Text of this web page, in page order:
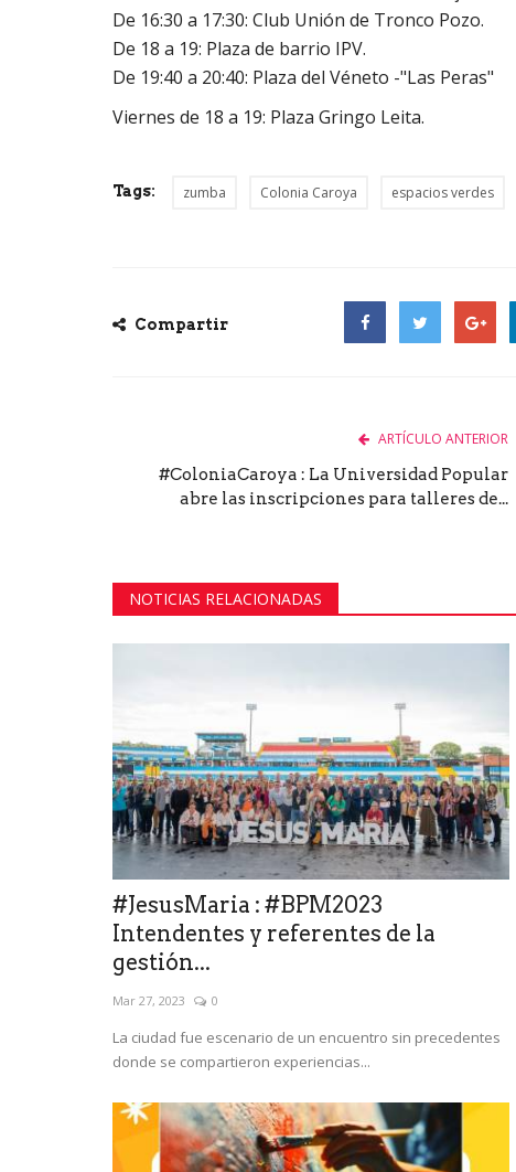
De 16:30 a 17:30: Club Unión de Tronco Pozo.
De 18 a 19: Plaza de barrio IPV.
De 19:40 a 20:40: Plaza del Véneto -"Las Peras"
Viernes de 18 a 19: Plaza Gringo Leita.
Tags: zumba Colonia Caroya espacios verdes
Compartir
ARTÍCULO ANTERIOR
#ColoniaCaroya : La Universidad Popular
abre las inscripciones para talleres de...
NOTICIAS RELACIONADAS
#JesusMaria : #BPM2023
Intendentes y referentes de la
gestión...
Mar 27, 2023 0
La ciudad fue escenario de un encuentro sin precedentes
donde se compartieron experiencias...